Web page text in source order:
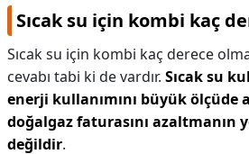
Sıcak su için kombi kaç
Sıcak su için kombi kaç derece
cevabı tabi ki de vardır. Sıcak su
enerji kullanımını büyük ölçüde
doğalgaz faturasını azaltmanın
değildir.